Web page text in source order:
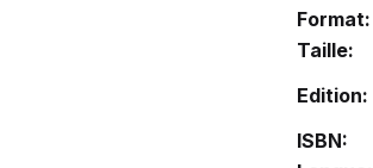
Format:
Taille:
Edition:
ISBN: